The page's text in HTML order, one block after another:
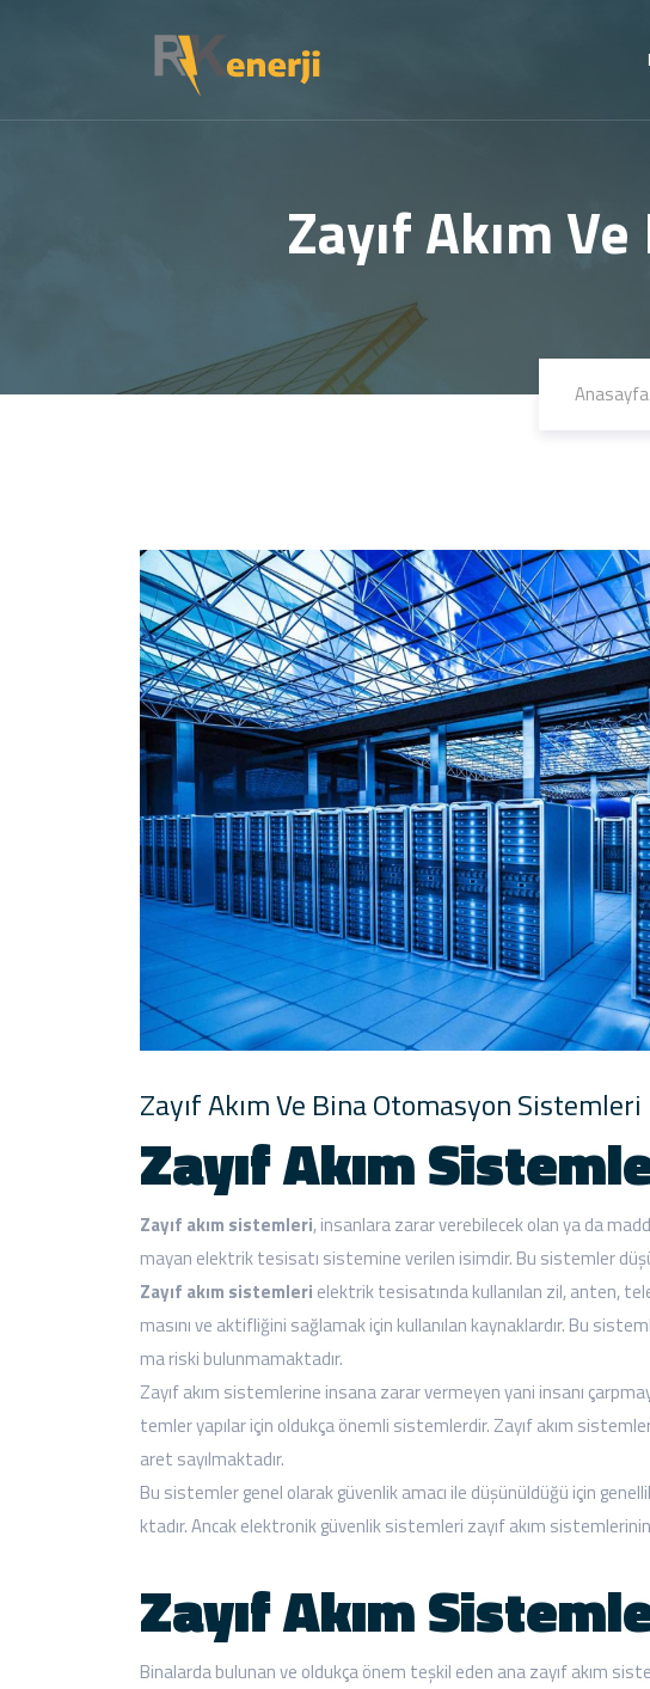
Zayıf Akım
Anasayfa
Zayıf Akım Ve Bina Otomasyon Sistemleri
Zayıf Akım
Zayıf akım sistemleri, insanlara zarar verebilecek olan ya da
mayan elektrik tesisatı sistemine verilen isimdir. Bu sistemler
Zayıf akım sistemleri elektrik tesisatında kullanılan zil, anten,
masını ve aktifliğini sağlamak için kullanılan kaynaklardır. Bu
ma riski bulunmamaktadır.
Zayıf akım sistemlerine insana zarar vermeyen yani insanı
temler yapılar için oldukça önemli sistemlerdir. Zayıf akım
aret sayılmaktadır.
Bu sistemler genel olarak güvenlik amacı ile düşünüldüğü için
ktadır. Ancak elektronik güvenlik sistemleri zayıf akım
Zayıf Akım
Binalarda bulunan ve oldukça önem teşkil eden ana zayıf akım